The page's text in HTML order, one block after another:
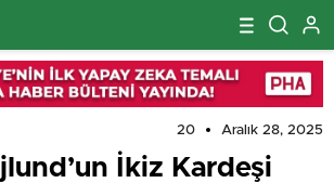
20 Aralık 28, 2025
İkiz Kardeşi